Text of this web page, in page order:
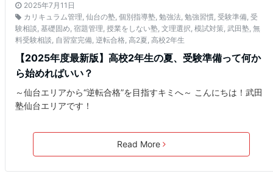
2025年7月11日
カリキュラム管理, 仙台の塾, 個別指導塾, 勉強法, 勉強習慣, 受験準備, 受
験相談, 基礎固め, 宿題管理, 授業をしない塾, 文理選択, 模試対策, 武田塾, 無
料受験相談, 自習室完備, 逆転合格, 高2夏, 高校2年生
【2025年度最新版】高校2年生の夏、受験準備って何か
ら始めればいい？
～仙台エリアから“逆転合格”を目指すキミへ～ こんにちは！武田
塾仙台エリアです！
Read More